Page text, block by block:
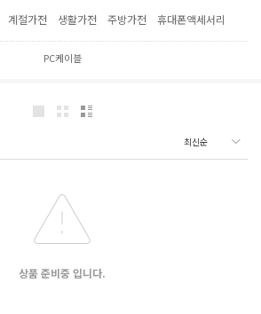
계절가전 생활가전 주방가전 휴대폰액세서리
PC케이블
상품 준비중 입니다.